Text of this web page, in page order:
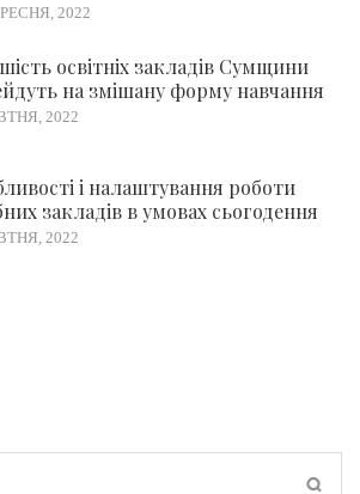
2022
освітніх закладів Сумщини
на змішану форму навчання
2022
і налаштування роботи
закладів в умовах сьогодення
2022